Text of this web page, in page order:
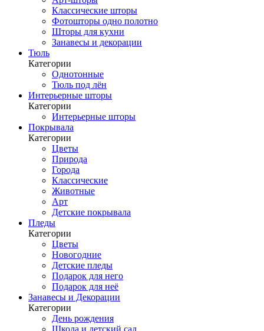
Классические шторы
Фотошторы одно полотно
Шторы для кухни
Занавесы и декорации
Тюль
Категории
Однотонные
Тюль под лён
Интерьерные шторы
Категории
Интерьерные шторы
Покрывала
Категории
Цветы
Природа
Города
Классические
Животные
Арт
Детские покрывала
Пледы
Категории
Цветы
Новогодние
Детские пледы
Подарок для него
Подарок для неё
Занавесы и Декорации
Категории
День рождения
Школа и детский сад